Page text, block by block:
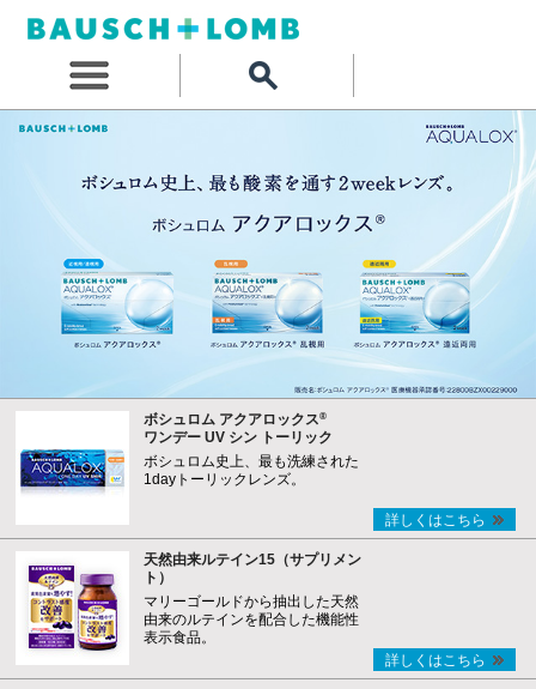
ボシュロム アクアロックス®
ワンデー UV シン トーリック
ボシュロム史上、最も洗練された
1dayトーリックレンズ。
詳しくはこちら
天然由来ルテイン15（サプリメン
ト）
マリーゴールドから抽出した天然
由来のルテインを配合した機能性
表示食品。
詳しくはこちら